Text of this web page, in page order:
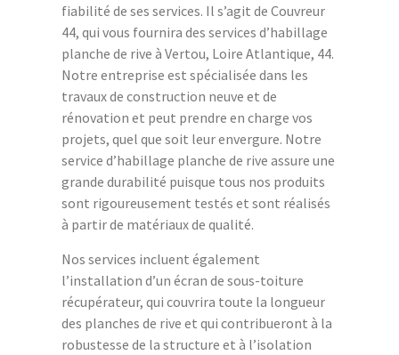
fiabilité de ses services. Il s’agit de Couvreur
44, qui vous fournira des services d’habillage
planche de rive à Vertou, Loire Atlantique, 44.
Notre entreprise est spécialisée dans les
travaux de construction neuve et de
rénovation et peut prendre en charge vos
projets, quel que soit leur envergure. Notre
service d’habillage planche de rive assure une
grande durabilité puisque tous nos produits
sont rigoureusement testés et sont réalisés
à partir de matériaux de qualité.
Nos services incluent également
l’installation d’un écran de sous-toiture
récupérateur, qui couvrira toute la longueur
des planches de rive et qui contribueront à la
robustesse de la structure et à l’isolation